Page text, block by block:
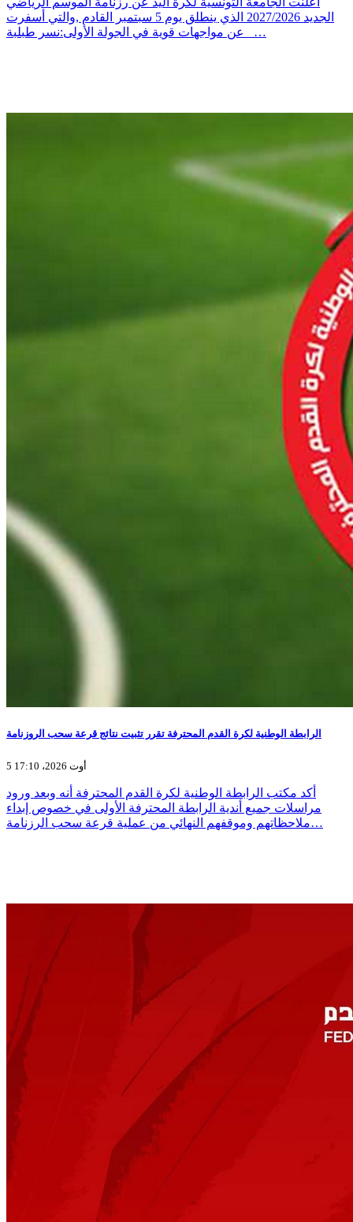
الجديد 2027/2026 الذي ينطلق يوم 5 سبتمبر القادم ,والتي أسفرت
عن مواجهات قوية في الجولة الأولى:نسر طبلبة _…
الرابطة الوطنية لكرة القدم المحترفة تقرر تثبيت نتائج قرعة سحب الروزنامة
5 أوت 2026، 17:10
أكد مكتب الرابطة الوطنية لكرة القدم المحترفة أنه وبعد ورود
مراسلات جميع أندية الرابطة المحترفة الأولى في خصوص إبداء
ملاحظاتهم وموقفهم النهائي من عملية قرعة سحب الرزنامة…